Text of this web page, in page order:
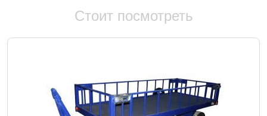
Стоит посмотреть